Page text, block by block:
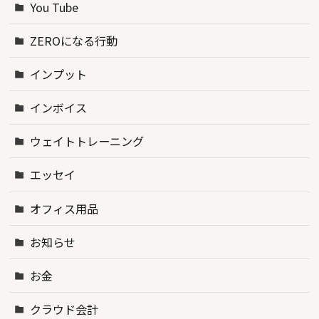
You Tube
ZEROになる行動
インプット
インボイス
ウェイトトレーニング
エッセイ
オフィス用品
お知らせ
お金
クラウド会計